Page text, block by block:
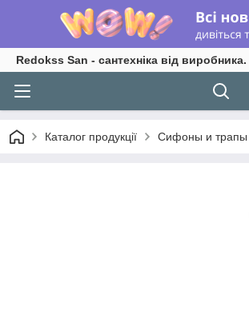
Redokss San - сантехніка від виробника.
Каталог продукції Сифоны и трапы